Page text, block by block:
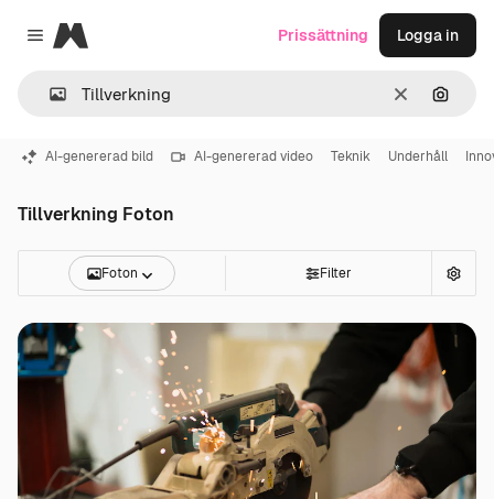
Close menu
Magnific
RensaSök
Prissättning Logga in
AI-genererad bild AI-genererad video Teknik Underhåll
Tillverkning Foton
Foton Filter